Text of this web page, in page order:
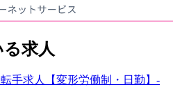
求人
手求人【変形労働制・日勤】-